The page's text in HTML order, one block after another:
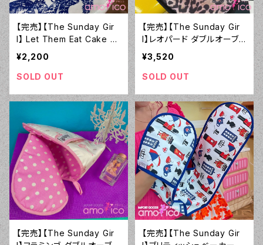
【完売】【The Sunday Gir
l】 Let Them Eat Cake ミ
トン
¥2,200
SOLD OUT
【完売】【The Sunday Gir
l】レオパード ダブルオーブン
ミトン
¥3,520
SOLD OUT
【完売】【The Sunday Gir
【完売】【The Sunday Gir